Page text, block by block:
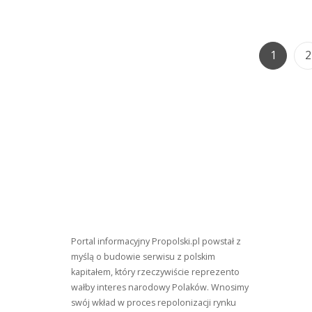
Za
Rękę,
Page
1 2
Portal informacyjny Propolski.pl powstał z
myślą o budowie serwisu z polskim
kapitałem, który rzeczywiście reprezento
wałby interes narodowy Polaków. Wnosimy
swój wkład w proces repolonizacji rynku